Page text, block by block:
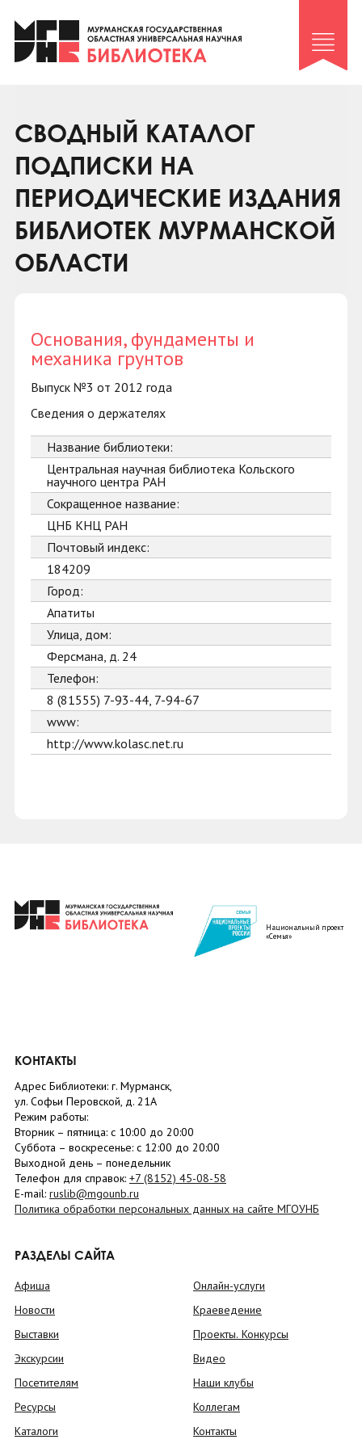
Клуб «Гиря и сельдерей»
Клуб «Семейный архив»
Коллегам
Контакты
СВОДНЫЙ КАТАЛОГ
ПОДПИСКИ НА
ПЕРИОДИЧЕСКИЕ ИЗДАНИЯ
БИБЛИОТЕК МУРМАНСКОЙ
ОБЛАСТИ
Основания, фундаменты и
механика грунтов
Выпуск №3 от 2012 года
Сведения о держателях
Название библиотеки:
Центральная научная библиотека Кольского
научного центра РАН
Сокращенное название:
ЦНБ КНЦ РАН
Почтовый индекс:
184209
Город:
Апатиты
Улица, дом:
Ферсмана, д. 24
Телефон:
8 (81555) 7-93-44, 7-94-67
www:
http://www.kolasc.net.ru
Национальный проект
«Семья»
КОНТАКТЫ
Адрес Библиотеки: г. Мурманск,
ул. Софьи Перовской, д. 21А
Режим работы:
Вторник – пятница: с 10:00 до 20:00
Суббота – воскресенье: c 12:00 до 20:00
Выходной день – понедельник
Телефон для справок: +7 (8152) 45-08-58
E-mail: ruslib@mgounb.ru
Политика обработки персональных данных на сайте МГОУНБ
РАЗДЕЛЫ САЙТА
Афиша
Новости
Выставки
Экскурсии
Посетителям
Ресурсы
Каталоги
Онлайн-услуги
Краеведение
Проекты. Конкурсы
Видео
Наши клубы
Коллегам
Контакты